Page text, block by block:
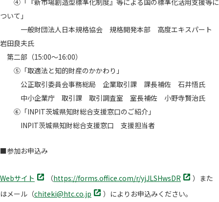
④「『新市場創造型標準化制度』等による国の標準化活用支援等に
ついて」
一般財団法人日本規格協会 規格開発本部 高度エキスパート
岩田良夫氏
第二部（15:00～16:00）
⑤「取適法と知的財産のかかわり」
公正取引委員会事務総局 企業取引課 課長補佐 石井悟氏
中小企業庁 取引課 取引調査室 室長補佐 小野寺賢治氏
⑥「INPIT茨城県知財総合支援窓口のご紹介」
INPIT茨城県知財総合支援窓口 支援担当者
■参加お申込み
Webサイト 別
ブ
（https://forms.office.com/r/yjJLSHwsDR 別
ブ
）また
はメール（chiteki@htc.co.jp 別
）によりお申込みください。